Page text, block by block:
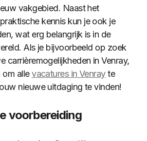
vakgebied. Naast het
kennis kun je ook je
wat erg belangrijk is in de
Als je bijvoorbeeld op zoek
carrièremogelijkheden in Venray,
om allevacatures in Venrayte
nieuwe uitdaging te vinden!
voorbereiding